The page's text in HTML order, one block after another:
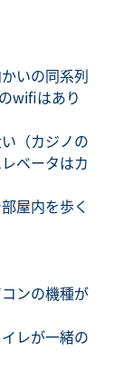
いの同系列
wifiはあり
（カジノの
ベータはカ
屋内を歩く
ンの機種が
レが一緒の